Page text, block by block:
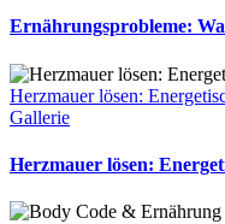
Ernährungsprobleme:
Herzmauer lösen:
Gallerie
Herzmauer lösen: